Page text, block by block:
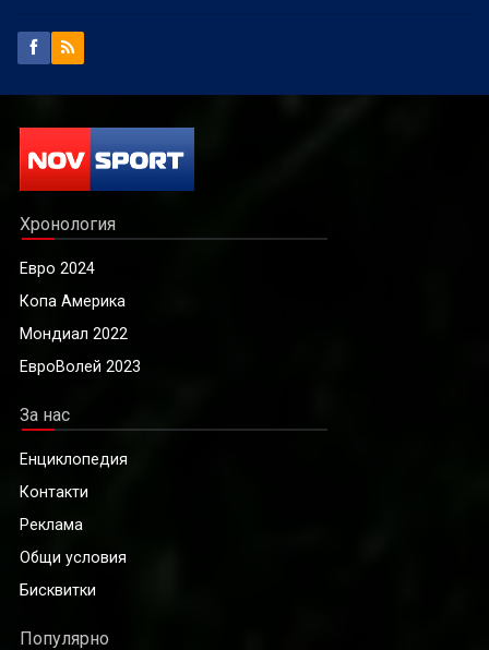
Хронология
Евро 2024
Копа Америка
Мондиал 2022
ЕвроВолей 2023
За нас
Енциклопедия
Контакти
Реклама
Общи условия
Бисквитки
Популярно